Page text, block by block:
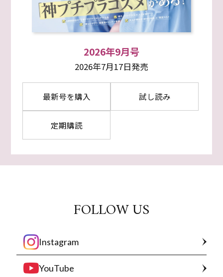
2026年9月号
2026年7月17日発売
最新号を購入 試し読み
定期購読
FOLLOW US
Instagram
YouTube